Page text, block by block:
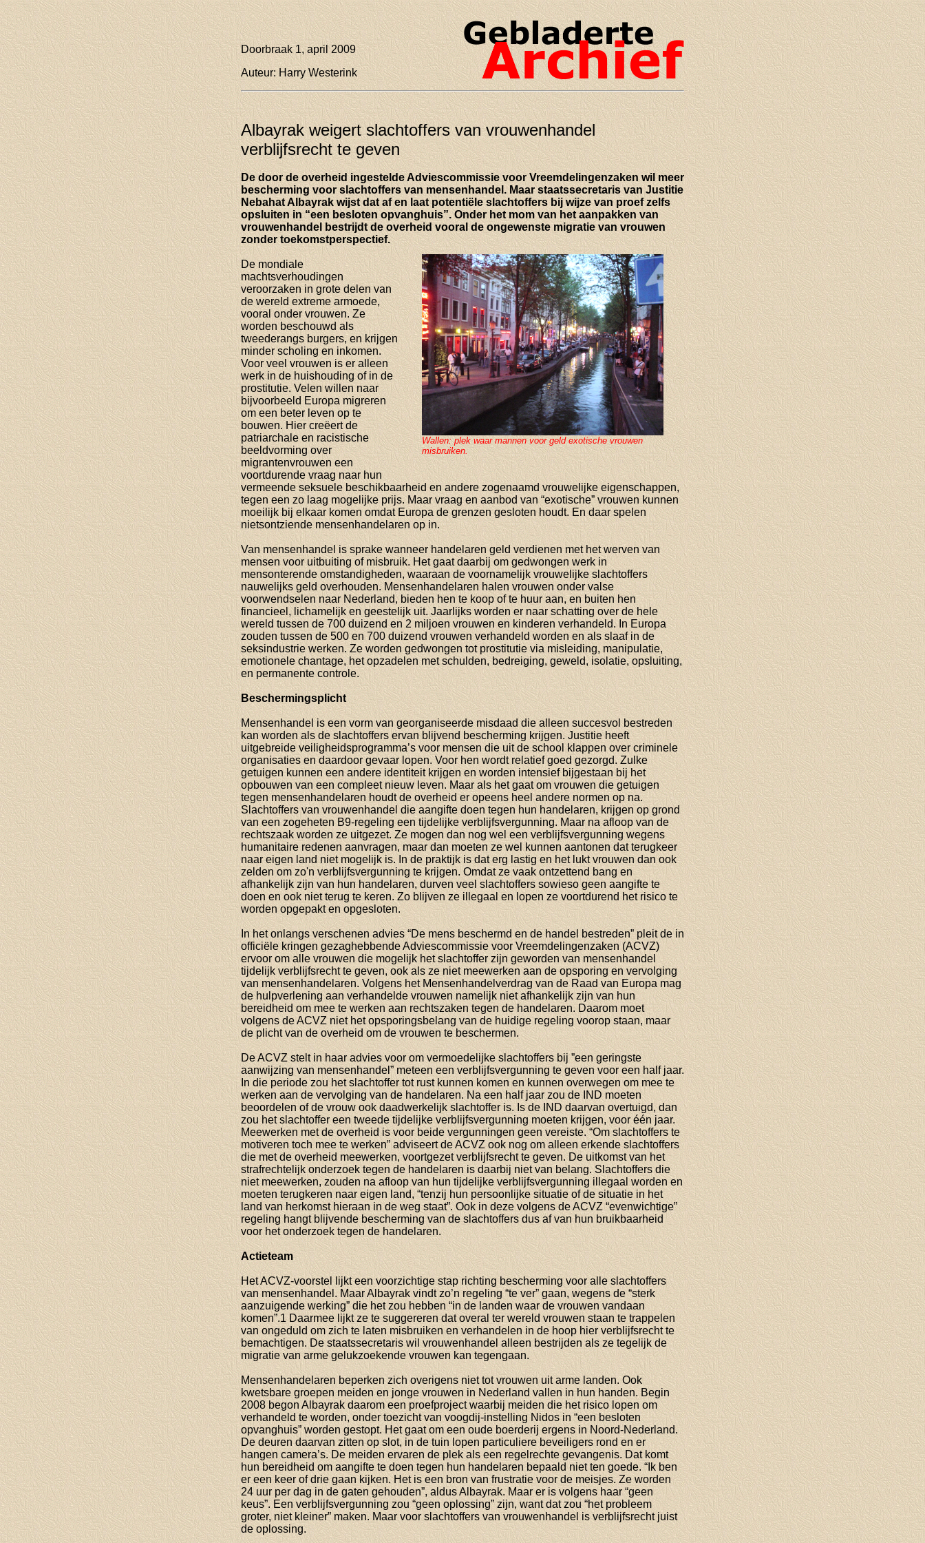
Doorbraak 1, april 2009
Auteur: Harry Westerink
Albayrak weigert slachtoffers van vrouwenhandel
verblijfsrecht te geven
De door de overheid ingestelde Adviescommissie voor Vreemdelingenzaken wil meer
bescherming voor slachtoffers van mensenhandel. Maar staatssecretaris van Justitie
Nebahat Albayrak wijst dat af en laat potentiële slachtoffers bij wijze van proef zelfs
opsluiten in “een besloten opvanghuis”. Onder het mom van het aanpakken van
vrouwenhandel bestrijdt de overheid vooral de ongewenste migratie van vrouwen
zonder toekomstperspectief.
Wallen: plek waar mannen voor geld exotische vrouwen
misbruiken.
De mondiale
machtsverhoudingen
veroorzaken in grote delen van
de wereld extreme armoede,
vooral onder vrouwen. Ze
worden beschouwd als
tweederangs burgers, en krijgen
minder scholing en inkomen.
Voor veel vrouwen is er alleen
werk in de huishouding of in de
prostitutie. Velen willen naar
bijvoorbeeld Europa migreren
om een beter leven op te
bouwen. Hier creëert de
patriarchale en racistische
beeldvorming over
migrantenvrouwen een
voortdurende vraag naar hun
vermeende seksuele beschikbaarheid en andere zogenaamd vrouwelijke eigenschappen,
tegen een zo laag mogelijke prijs. Maar vraag en aanbod van “exotische” vrouwen kunnen
moeilijk bij elkaar komen omdat Europa de grenzen gesloten houdt. En daar spelen
nietsontziende mensenhandelaren op in.
Van mensenhandel is sprake wanneer handelaren geld verdienen met het werven van
mensen voor uitbuiting of misbruik. Het gaat daarbij om gedwongen werk in
mensonterende omstandigheden, waaraan de voornamelijk vrouwelijke slachtoffers
nauwelijks geld overhouden. Mensenhandelaren halen vrouwen onder valse
voorwendselen naar Nederland, bieden hen te koop of te huur aan, en buiten hen
financieel, lichamelijk en geestelijk uit. Jaarlijks worden er naar schatting over de hele
wereld tussen de 700 duizend en 2 miljoen vrouwen en kinderen verhandeld. In Europa
zouden tussen de 500 en 700 duizend vrouwen verhandeld worden en als slaaf in de
seksindustrie werken. Ze worden gedwongen tot prostitutie via misleiding, manipulatie,
emotionele chantage, het opzadelen met schulden, bedreiging, geweld, isolatie, opsluiting,
en permanente controle.
Beschermingsplicht
Mensenhandel is een vorm van georganiseerde misdaad die alleen succesvol bestreden
kan worden als de slachtoffers ervan blijvend bescherming krijgen. Justitie heeft
uitgebreide veiligheidsprogramma’s voor mensen die uit de school klappen over criminele
organisaties en daardoor gevaar lopen. Voor hen wordt relatief goed gezorgd. Zulke
getuigen kunnen een andere identiteit krijgen en worden intensief bijgestaan bij het
opbouwen van een compleet nieuw leven. Maar als het gaat om vrouwen die getuigen
tegen mensenhandelaren houdt de overheid er opeens heel andere normen op na.
Slachtoffers van vrouwenhandel die aangifte doen tegen hun handelaren, krijgen op grond
van een zogeheten B9-regeling een tijdelijke verblijfsvergunning. Maar na afloop van de
rechtszaak worden ze uitgezet. Ze mogen dan nog wel een verblijfsvergunning wegens
humanitaire redenen aanvragen, maar dan moeten ze wel kunnen aantonen dat terugkeer
naar eigen land niet mogelijk is. In de praktijk is dat erg lastig en het lukt vrouwen dan ook
zelden om zo'n verblijfsvergunning te krijgen. Omdat ze vaak ontzettend bang en
afhankelijk zijn van hun handelaren, durven veel slachtoffers sowieso geen aangifte te
doen en ook niet terug te keren. Zo blijven ze illegaal en lopen ze voortdurend het risico te
worden opgepakt en opgesloten.
In het onlangs verschenen advies “De mens beschermd en de handel bestreden” pleit de in
officiële kringen gezaghebbende Adviescommissie voor Vreemdelingenzaken (ACVZ)
ervoor om alle vrouwen die mogelijk het slachtoffer zijn geworden van mensenhandel
tijdelijk verblijfsrecht te geven, ook als ze niet meewerken aan de opsporing en vervolging
van mensenhandelaren. Volgens het Mensenhandelverdrag van de Raad van Europa mag
de hulpverlening aan verhandelde vrouwen namelijk niet afhankelijk zijn van hun
bereidheid om mee te werken aan rechtszaken tegen de handelaren. Daarom moet
volgens de ACVZ niet het opsporingsbelang van de huidige regeling voorop staan, maar
de plicht van de overheid om de vrouwen te beschermen.
De ACVZ stelt in haar advies voor om vermoedelijke slachtoffers bij ”een geringste
aanwijzing van mensenhandel” meteen een verblijfsvergunning te geven voor een half jaar.
In die periode zou het slachtoffer tot rust kunnen komen en kunnen overwegen om mee te
werken aan de vervolging van de handelaren. Na een half jaar zou de IND moeten
beoordelen of de vrouw ook daadwerkelijk slachtoffer is. Is de IND daarvan overtuigd, dan
zou het slachtoffer een tweede tijdelijke verblijfsvergunning moeten krijgen, voor één jaar.
Meewerken met de overheid is voor beide vergunningen geen vereiste. “Om slachtoffers te
motiveren toch mee te werken” adviseert de ACVZ ook nog om alleen erkende slachtoffers
die met de overheid meewerken, voortgezet verblijfsrecht te geven. De uitkomst van het
strafrechtelijk onderzoek tegen de handelaren is daarbij niet van belang. Slachtoffers die
niet meewerken, zouden na afloop van hun tijdelijke verblijfsvergunning illegaal worden en
moeten terugkeren naar eigen land, “tenzij hun persoonlijke situatie of de situatie in het
land van herkomst hieraan in de weg staat”. Ook in deze volgens de ACVZ “evenwichtige”
regeling hangt blijvende bescherming van de slachtoffers dus af van hun bruikbaarheid
voor het onderzoek tegen de handelaren.
Actieteam
Het ACVZ-voorstel lijkt een voorzichtige stap richting bescherming voor alle slachtoffers
van mensenhandel. Maar Albayrak vindt zo’n regeling “te ver” gaan, wegens de “sterk
aanzuigende werking” die het zou hebben “in de landen waar de vrouwen vandaan
komen”.1 Daarmee lijkt ze te suggereren dat overal ter wereld vrouwen staan te trappelen
van ongeduld om zich te laten misbruiken en verhandelen in de hoop hier verblijfsrecht te
bemachtigen. De staatssecretaris wil vrouwenhandel alleen bestrijden als ze tegelijk de
migratie van arme gelukzoekende vrouwen kan tegengaan.
Mensenhandelaren beperken zich overigens niet tot vrouwen uit arme landen. Ook
kwetsbare groepen meiden en jonge vrouwen in Nederland vallen in hun handen. Begin
2008 begon Albayrak daarom een proefproject waarbij meiden die het risico lopen om
verhandeld te worden, onder toezicht van voogdij-instelling Nidos in “een besloten
opvanghuis” worden gestopt. Het gaat om een oude boerderij ergens in Noord-Nederland.
De deuren daarvan zitten op slot, in de tuin lopen particuliere beveiligers rond en er
hangen camera’s. De meiden ervaren de plek als een regelrechte gevangenis. Dat komt
hun bereidheid om aangifte te doen tegen hun handelaren bepaald niet ten goede. “Ik ben
er een keer of drie gaan kijken. Het is een bron van frustratie voor de meisjes. Ze worden
24 uur per dag in de gaten gehouden”, aldus Albayrak. Maar er is volgens haar “geen
keus”. Een verblijfsvergunning zou “geen oplossing” zijn, want dat zou “het probleem
groter, niet kleiner” maken. Maar voor slachtoffers van vrouwenhandel is verblijfsrecht juist
de oplossing.